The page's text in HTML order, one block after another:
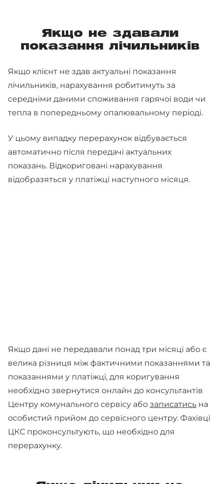
Якщо не здавали
показання лічильників
Якщо клієнт не здав актуальні показання
лічильників, нарахування робитимуть за
середніми даними споживання гарячої води чи
тепла в попередньому опалювальному періоді.
У цьому випадку перерахунок відбувається
автоматично після передачі актуальних
показань. Відкориговані нарахування
відобразяться у платіжці наступного місяця.
Якщо дані не передавали понад три місяці або є
велика різниця між фактичними показаннями та
показаннями у платіжці, для коригування
необхідно звернутися онлайн до консультантів
Центру комунального сервісу або записатись на
особистий прийом до сервісного центру. Фахівці
ЦКС проконсультують, що необхідно для
перерахунку.